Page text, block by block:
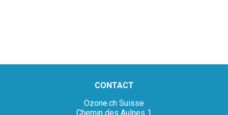
CONTACT
Ozone.ch Suisse
Chemin des Aulnes 1